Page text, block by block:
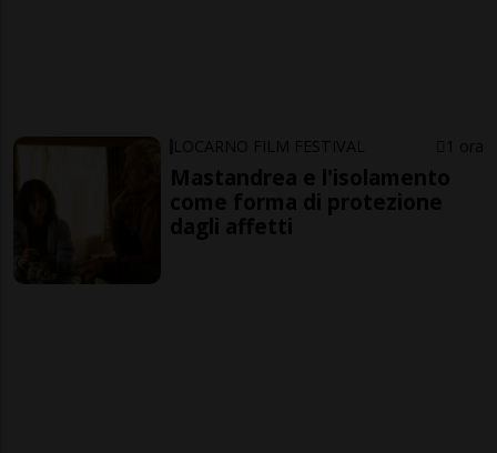
LOCARNO FILM FESTIVAL 1 ora
Mastandrea e l'isolamento
come forma di protezione
dagli affetti